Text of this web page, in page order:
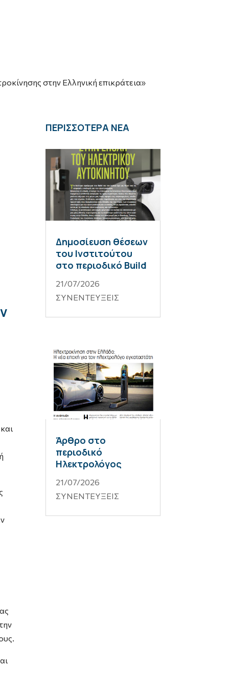
στην Ελληνική επικράτεια»
ΠΕΡΙΣΣΟΤΕΡΑ ΝΕΑ
Δημοσίευση θέσεων
του Ινστιτούτου
στο περιοδικό Build
21/07/2026
ΣΥΝΕΝΤΕΥΞΕΙΣ
Άρθρο στο
περιοδικό
Ηλεκτρολόγος
21/07/2026
ΣΥΝΕΝΤΕΥΞΕΙΣ